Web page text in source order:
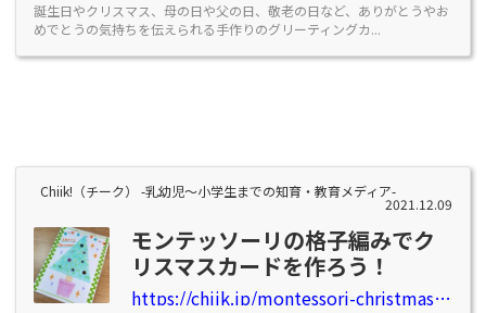
誕生日やクリスマス、母の日や父の日、敬老の日など、ありがとうやお
めでとうの気持ちを伝えられる手作りのグリーティングカ...
Chiik!（チーク） -乳幼児〜小学生までの知育・教育メディア-
2021.12.09
モンテッソーリの格子編みでク
リスマスカードを作ろう！
https://chiik.jp/montessori-christmascard